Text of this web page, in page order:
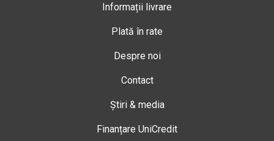
Informații livrare
Plată în rate
Despre noi
Contact
Știri & media
Finanțare UniCredit